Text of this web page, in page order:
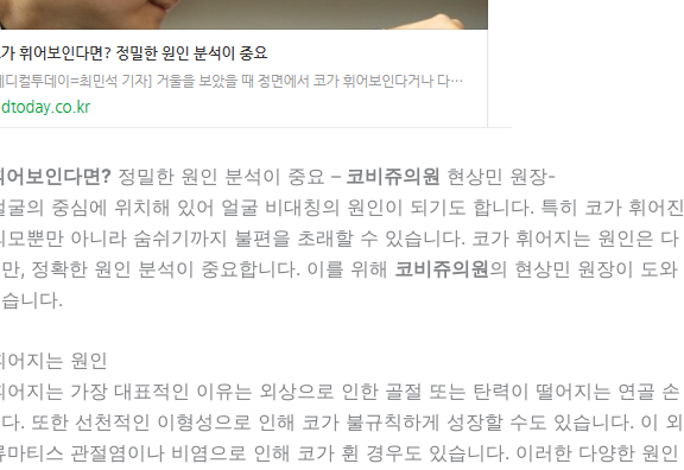
어보인다면? 정밀한 원인 분석이 중요 – 코비쥬의원 현상민 원장-
굴의 중심에 위치해 있어 얼굴 비대칭의 원인이 되기도 합니다. 특히 코가 휘어진
모뿐만 아니라 숨쉬기까지 불편을 초래할 수 있습니다. 코가 휘어지는 원인은 다
, 정확한 원인 분석이 중요합니다. 이를 위해 코비쥬의원의 현상민 원장이 도와
니다.
어지는 원인
어지는 가장 대표적인 이유는 외상으로 인한 골절 또는 탄력이 떨어지는 연골 손
. 또한 선천적인 이형성으로 인해 코가 불규칙하게 성장할 수도 있습니다. 이 외
마티스 관절염이나 비염으로 인해 코가 휜 경우도 있습니다. 이러한 다양한 원인